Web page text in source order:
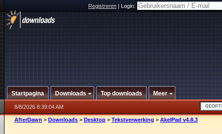
Registreren|Login:
Startpagina Downloads Top downloads Meer
8/8/2026 8:39:04 AM
AfterDawn > Downloads > Desktop > Tekstverwerking > AkelPad v4.8.3